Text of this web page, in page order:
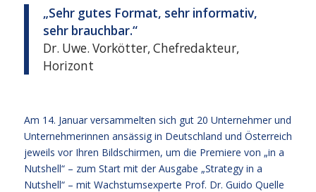
„Sehr gutes Format, sehr informativ,
sehr brauchbar.“
Dr. Uwe. Vorkötter, Chefredakteur,
Horizont
Am 14. Januar versammelten sich gut 20 Unternehmer und
Unternehmerinnen ansässig in Deutschland und Österreich
jeweils vor Ihren Bildschirmen, um die Premiere von „in a
Nutshell“ – zum Start mit der Ausgabe „Strategy in a
Nutshell“ – mit Wachstumsexperte Prof. Dr. Guido Quelle